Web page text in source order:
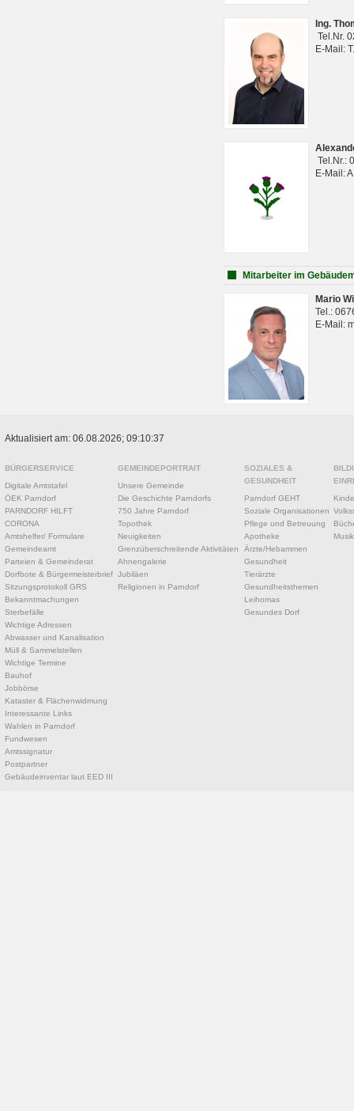
Ing.
Tel.Nr.
E-Mail:
Tel.Nr.:
E-Mail:
Mitarbeiter im
Mario
Tel.:
E-Mail:
Aktualisiert am: 06.08.2026; 09:10:37
BÜRGERSERVICE
Digitale Amtstafel
ÖEK Parndorf
PARNDORF HILFT
CORONA
Amtshelfer/ Formulare
Gemeindeamt
Parteien & Gemeinderat
Dorfbote & Bürgermeisterbrief
Sitzungsprotokoll GRS
Bekanntmachungen
Sterbefälle
Wichtige Adressen
Abwasser und Kanalisation
Müll & Sammelstellen
Wichtige Termine
Bauhof
Jobbörse
Kataster & Flächenwidmung
Interessante Links
Wahlen in Parndorf
Fundwesen
Amtssignatur
Postpartner
Gebäudeinventar laut EED III
GEMEINDEPORTRAIT
Unsere Gemeinde
Die Geschichte Parndorfs
750 Jahre Parndorf
Topothek
Neuigkeiten
Grenzüberschreitende Aktivitäten
Ahnengalerie
Jubiläen
Religionen in Parndorf
SOZIALES &
GESUNDHEIT
Parndorf GEHT
Soziale Organisationen
Pflege und Betreuung
Apotheke
Ärzte/Hebammen
Gesundheit
Tierärzte
Gesundheitsthemen
Leihomas
Gesundes Dorf